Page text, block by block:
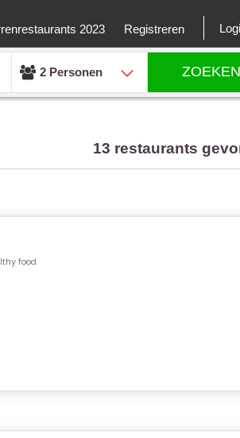
2023 Registreren
2 Personen ZOEKEN
13 restaurants
food